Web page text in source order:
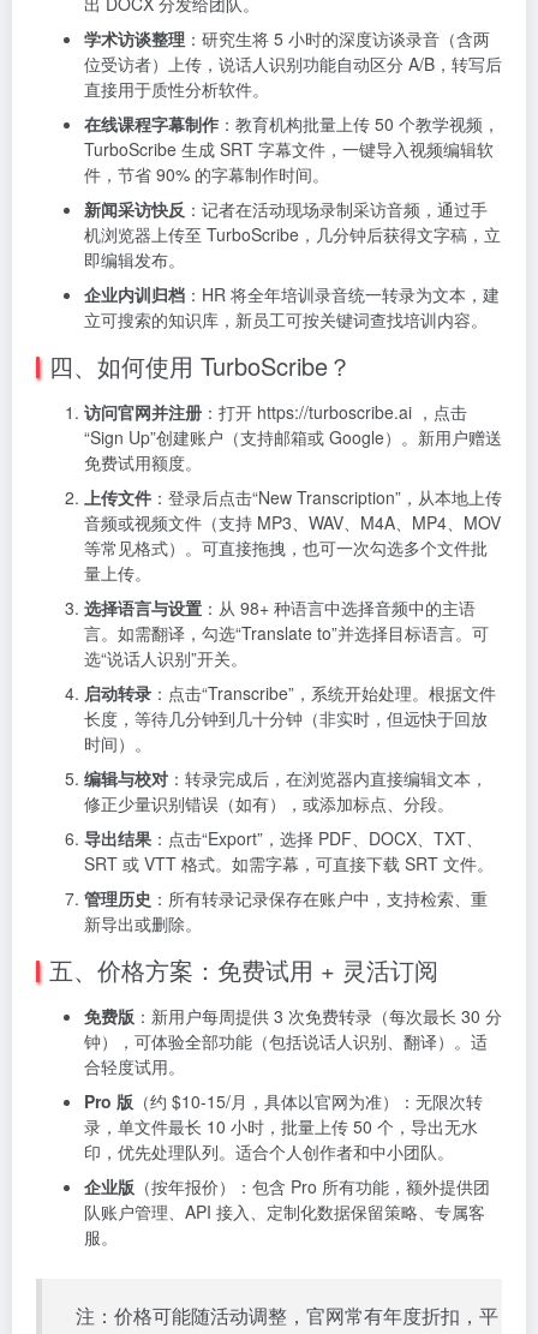
学术访谈整理 ：研究生将 5 小时的深度访谈录音（含两
位受访者）上传，说话人识别功能自动区分 A/B，转写后
直接用于质性分析软件。
在线课程字幕制作 ：教育机构批量上传 50 个教学视频，
TurboScribe 生成 SRT 字幕文件，一键导入视频编辑软
件，节省 90% 的字幕制作时间。
新闻采访快反 ：记者在活动现场录制采访音频，通过手
机浏览器上传至 TurboScribe，几分钟后获得文字稿，立
即编辑发布。
企业内训归档 ：HR 将全年培训录音统一转录为文本，建
立可搜索的知识库，新员工可按关键词查找培训内容。
四、如何使用 TurboScribe？
访问官网并注册 ：打开 https://turboscribe.ai ，点击
“Sign Up”创建账户（支持邮箱或 Google）。新用户赠送
免费试用额度。
上传文件 ：登录后点击“New Transcription”，从本地上传
音频或视频文件（支持 MP3、WAV、M4A、MP4、MOV
等常见格式）。可直接拖拽，也可一次勾选多个文件批
量上传。
选择语言与设置 ：从 98+ 种语言中选择音频中的主语
言。如需翻译，勾选“Translate to”并选择目标语言。可
选“说话人识别”开关。
启动转录 ：点击“Transcribe”，系统开始处理。根据文件
长度，等待几分钟到几十分钟（非实时，但远快于回放
时间）。
编辑与校对 ：转录完成后，在浏览器内直接编辑文本，
修正少量识别错误（如有），或添加标点、分段。
导出结果 ：点击“Export”，选择 PDF、DOCX、TXT、
SRT 或 VTT 格式。如需字幕，可直接下载 SRT 文件。
管理历史 ：所有转录记录保存在账户中，支持检索、重
新导出或删除。
五、价格方案：免费试用 + 灵活订阅
免费版 ：新用户每周提供 3 次免费转录（每次最长 30 分
钟），可体验全部功能（包括说话人识别、翻译）。适
合轻度试用。
Pro 版 （约 $10-15/月，具体以官网为准）：无限次转
录，单文件最长 10 小时，批量上传 50 个，导出无水
印，优先处理队列。适合个人创作者和中小团队。
企业版 （按年报价）：包含 Pro 所有功能，额外提供团
队账户管理、API 接入、定制化数据保留策略、专属客
服。
注：价格可能随活动调整，官网常有年度折扣，平